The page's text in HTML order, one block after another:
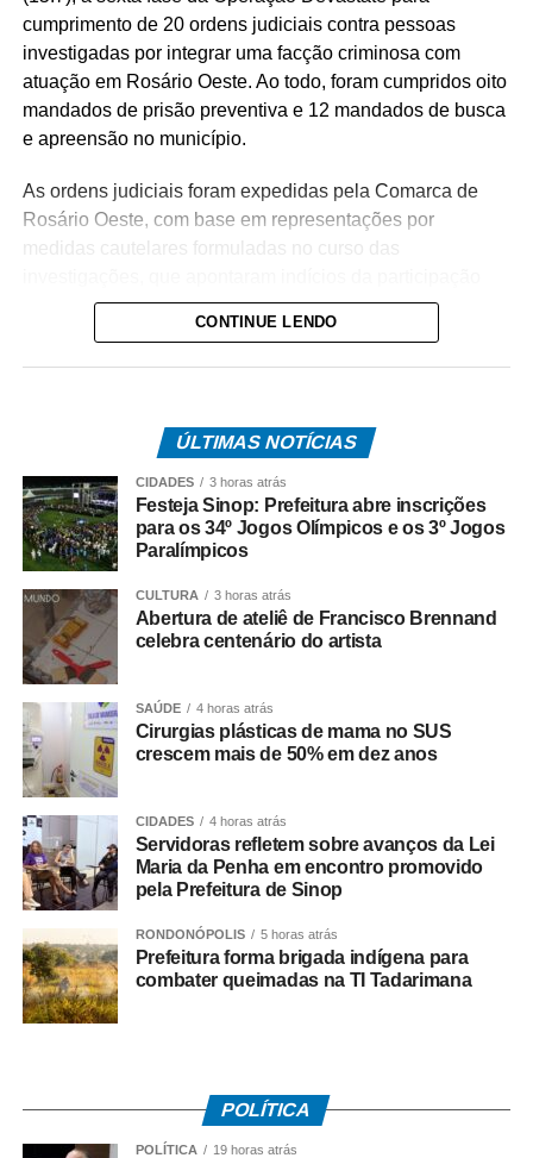
cumprimento de 20 ordens judiciais contra pessoas
investigadas por integrar uma facção criminosa com
atuação em Rosário Oeste. Ao todo, foram cumpridos oito
mandados de prisão preventiva e 12 mandados de busca
e apreensão no município.
As ordens judiciais foram expedidas pela Comarca de
Rosário Oeste, com base em representações por
medidas cautelares formuladas no curso das
dos alvos no tráfico de drogas na região.
enfraquecendo a estrutura da organização criminosa.
O trabalho é resultado de investigações conduzidas pela
equipe da Delegacia de Rosário Oeste, que reuniram
elementos indicando o envolvimento dos suspeitos com o
A ação contou com apoio de equipes da Regional de
Várzea Grande e da Diretoria Metropolitana, que atuaram
no cumprimento simultâneo dos mandados judiciais.
As investigações prosseguem para identificar outros
integrantes da organização criminosa e aprofundar a
apuração dos crimes relacionados ao tráfico de drogas e
à atuação da facção no município.
COMENTE ABAIXO:
CONTINUE LENDO
ÚLTIMAS NOTÍCIAS
CIDADES 3 horas atrás
Festeja Sinop: Prefeitura abre inscrições
para os 34º Jogos Olímpicos e os 3º Jogos
Paralímpicos
CULTURA 3 horas atrás
Abertura de ateliê de Francisco Brennand
celebra centenário do artista
SAÚDE 4 horas atrás
Cirurgias plásticas de mama no SUS
crescem mais de 50% em dez anos
CIDADES 4 horas atrás
Servidoras refletem sobre avanços da Lei
Maria da Penha em encontro promovido
pela Prefeitura de Sinop
RONDONÓPOLIS 5 horas atrás
Prefeitura forma brigada indígena para
combater queimadas na TI Tadarimana
POLÍTICA
POLÍTICA 19 horas atrás